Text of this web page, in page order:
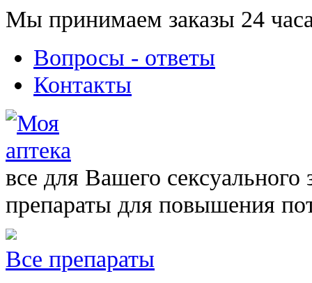
Мы принимаем заказы 24
Вопросы - ответы
Контакты
все для Вашего сексуального
препараты для повышения
Все препараты